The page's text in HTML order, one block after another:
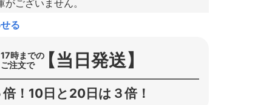
ございません。
る
17時までの
ご注文で 【当日発送】
！10日と20日は３倍！